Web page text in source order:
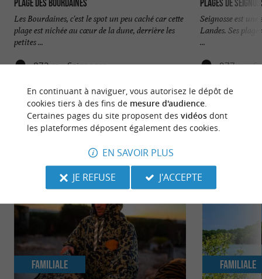
Plage des Bourdaines
Les Bourdaines, c'est le spot un peu caché car cette
plage est nichée au cœur de la dune, derrière les
petites ...
872 m - Seignosse
Plages de
Seignosse est
Landes. Ses
...
977 m -
NOUS AVONS TESTÉPOUR VOUS
Familiale Familiale
En continuant à naviguer, vous autorisez le dépôt de
cookies tiers à des fins de mesure d'audience.
Certaines pages du site proposent des vidéosdont
les plateformes déposent également des cookies.
EN SAVOIR PLUS
JE REFUSE
J'ACCEPTE